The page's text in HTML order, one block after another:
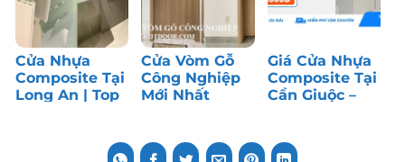
Cửa Nhựa
Composite Tại
Long An | Top
Cửa Vòm Gỗ
Công Nghiệp
Mới Nhất
Giá Cửa Nhựa
Composite Tại
Cần Giuộc –